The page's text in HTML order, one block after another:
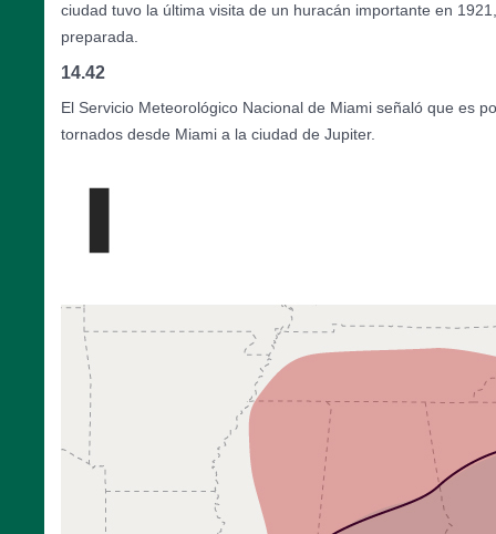
ciudad tuvo la última visita de un huracán importante en
preparada.
14.42
El Servicio Meteorológico Nacional de Miami señaló que es
tornados desde Miami a la ciudad de Jupiter.